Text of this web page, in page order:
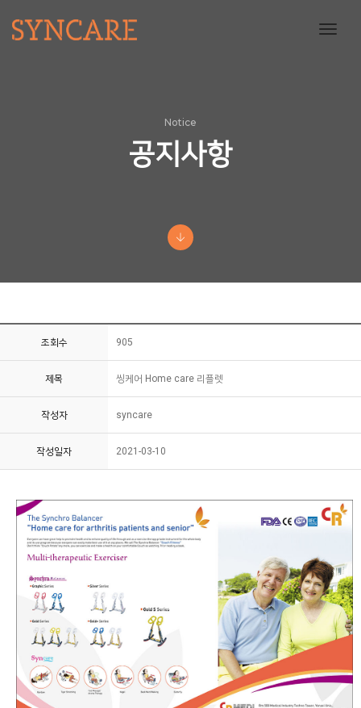
Notice
공지사항
조회수 905
제목 씽케어 Home care 리플렛
작성자 syncare
작성일자 2021-03-10